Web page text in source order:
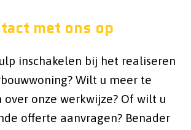
met ons op
inschakelen bij het realiseren
Wilt u meer te
over onze werkwijze? Of wilt u
offerte aanvragen? Benader